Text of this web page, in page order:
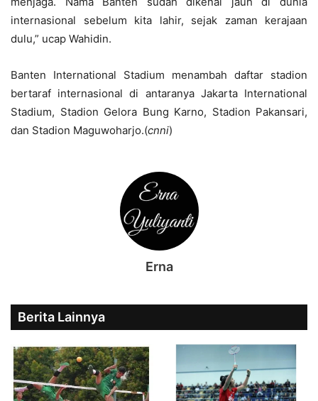
internasional sebelum kita lahir, sejak zaman kerajaan
dulu,” ucap Wahidin.
Banten International Stadium menambah daftar stadion
bertaraf internasional di antaranya Jakarta International
Stadium, Stadion Gelora Bung Karno, Stadion Pakansari,
dan Stadion Maguwoharjo.(cnni)
Erna
Berita Lainnya